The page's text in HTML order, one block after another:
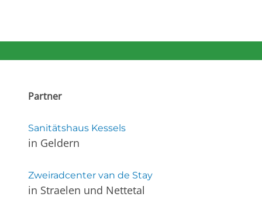
Partner
Sanitätshaus Kessels
in Geldern
Zweiradcenter van de Stay
in Straelen und Nettetal